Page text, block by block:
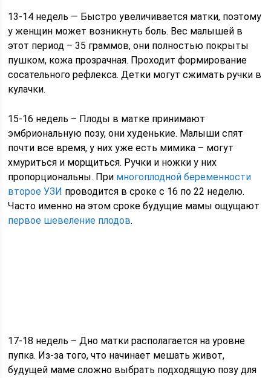
13-14 недель — Быстро увеличивается матки, поэтому
у женщин может возникнуть боль. Вес малышей в
этот период – 35 граммов, они полностью покрыты
пушком, кожа прозрачная. Проходит формирование
сосательного рефлекса. Детки могут сжимать ручки в
кулачки.
15-16 недель – Плоды в матке принимают
эмбриональную позу, они худенькие. Малыши спят
почти все время, у них уже есть мимика – могут
хмуриться и морщиться. Ручки и ножки у них
пропорциональны. При многоплодной беременности
второе УЗИ проводится в сроке с 16 по 22 неделю.
Часто именно на этом сроке будущие мамы ощущают
первое шевеление плодов.
17-18 недель – Дно матки располагается на уровне
пупка. Из-за того, что начинает мешать живот,
будущей маме сложно выбрать подходящую позу для